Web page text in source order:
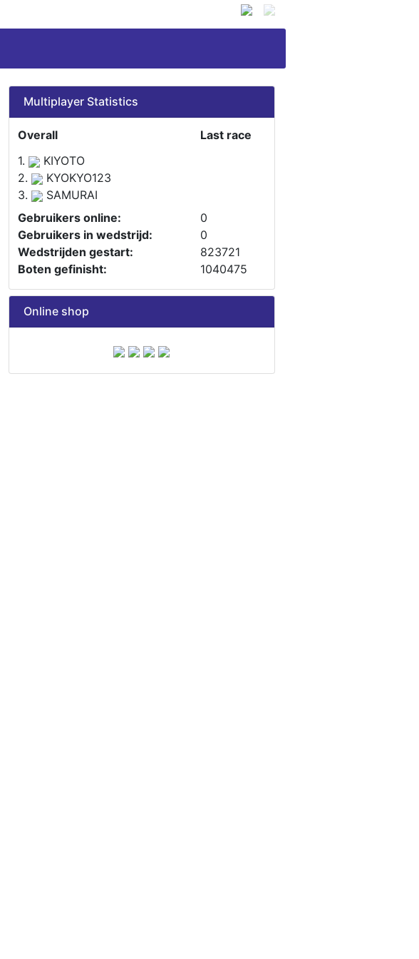
Multiplayer Statistics
Overall
Last race
1.
KIYOTO
2.
KYOKYO123
3.
SAMURAI
Gebruikers online:
0
Gebruikers in wedstrijd:
0
Wedstrijden gestart:
823721
Boten gefinisht:
1040475
Online shop